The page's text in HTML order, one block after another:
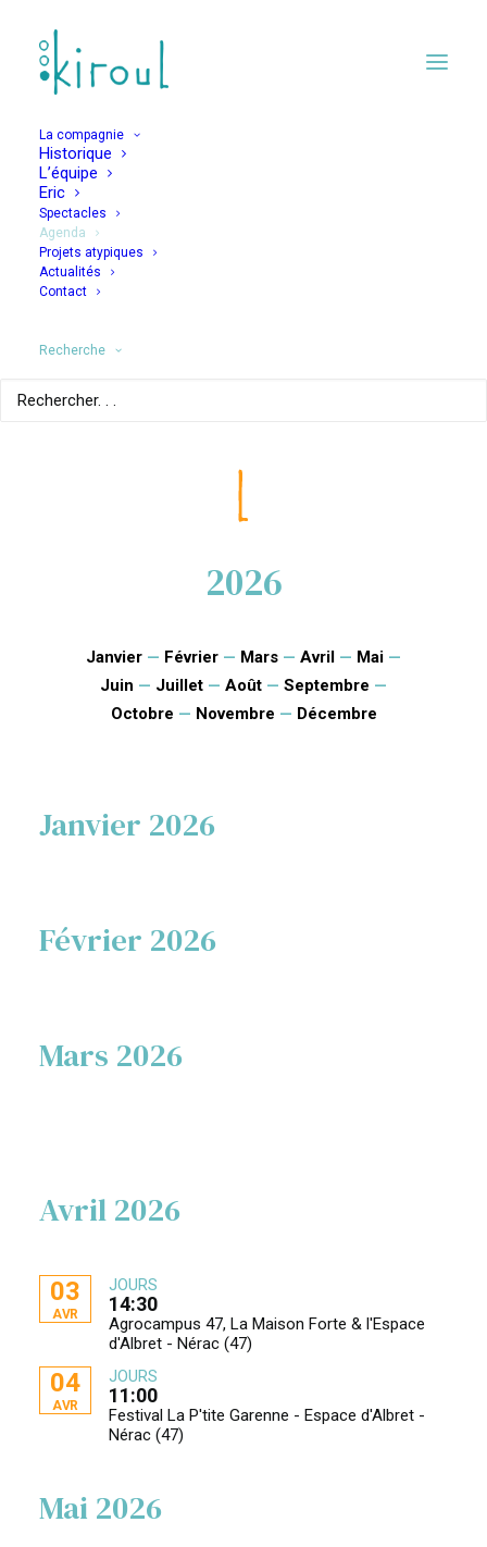
La compagnie
Historique
L’équipe
Eric
Spectacles
Agenda
Projets atypiques
Actualités
Contact
Recherche
2026
Janvier — Février — Mars — Avril — Mai —
Juin — Juillet — Août — Septembre —
Octobre — Novembre — Décembre
Janvier 2026
Février 2026
Mars 2026
Avril 2026
03
AVR
JOURS
14:30
Agrocampus 47, La Maison Forte & l'Espace
d'Albret - Nérac (47)
04
AVR
JOURS
11:00
Festival La P'tite Garenne - Espace d'Albret -
Nérac (47)
Mai 2026